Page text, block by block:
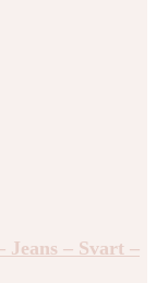
Jeans – Svart –